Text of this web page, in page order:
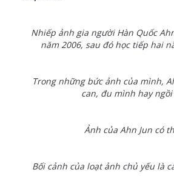
Nhiếp ảnh gia người Hàn Quốc
năm 2006, sau đó học tiếp hai
Trong những bức ảnh của mình,
can, đu mình hay
Ảnh của Ahn Jun có
Bối cảnh của loạt ảnh chủ yếu là